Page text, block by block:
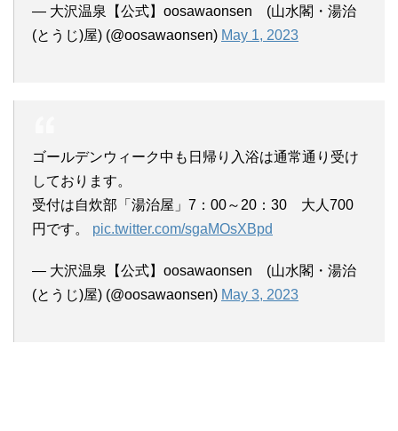
— 大沢温泉【公式】oosawaonsen (山水閣・湯治
(とうじ)屋) (@oosawaonsen) May 1, 2023
ゴールデンウィーク中も日帰り入浴は通常通り受け
しております。
受付は自炊部「湯治屋」7：00～20：30 大人700
円です。 pic.twitter.com/sgaMOsXBpd
— 大沢温泉【公式】oosawaonsen (山水閣・湯治
(とうじ)屋) (@oosawaonsen) May 3, 2023